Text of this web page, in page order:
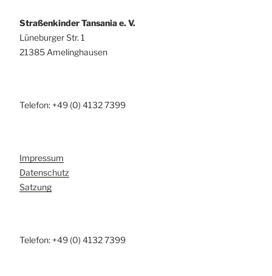
Straßenkinder Tansania e. V.
Lüneburger Str. 1
21385 Amelinghausen
Telefon: +49 (0) 4132 7399
Impressum
Datenschutz
Satzung
Telefon: +49 (0) 4132 7399